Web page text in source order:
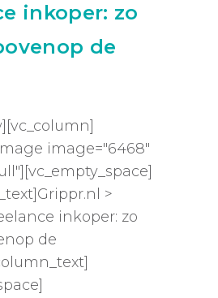
inkoper: zo
de
image="6468"
>
inkoper: zo
de